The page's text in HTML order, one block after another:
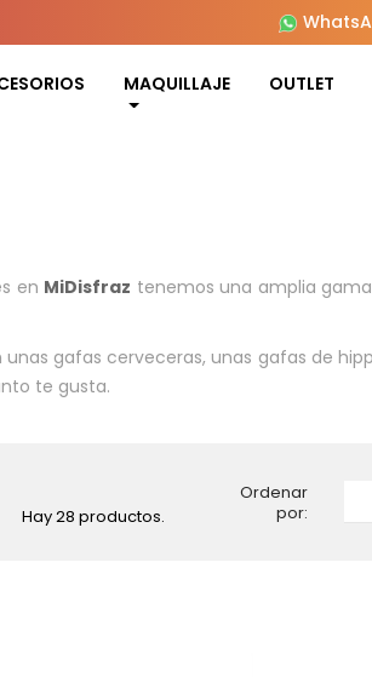
MAQUILLAJE OUTLET
en MiDisfraz tenemos una amplia
gafas cerveceras, unas gafas de
te gusta.
Hay 28 productos.
Ordenar
por: